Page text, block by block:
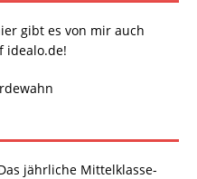
gibt es von mir auch
idealo.de!
jährliche Mittelklasse-